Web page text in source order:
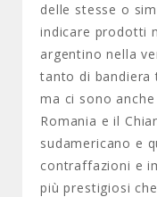
delle stesse o
indicare prodotti
argentino nella
tanto di bandiera
ma ci sono
Romania e il
sudamericano e
contraffazioni e
più prestigiosi